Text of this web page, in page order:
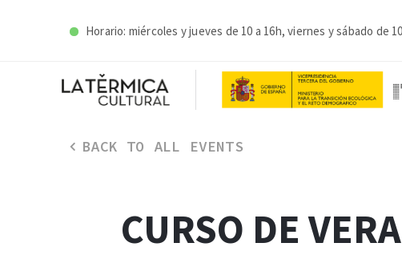
Horario: miércoles y jueves de 10 a 16h, viernes y sábado de
BACK TO ALL EVENTS
CURSO DE